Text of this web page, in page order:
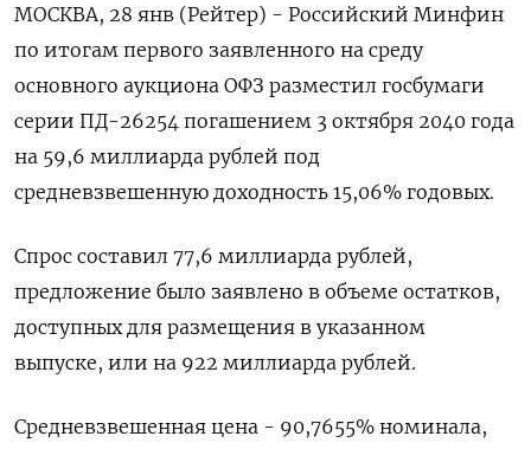
МОСКВА, 28 янв (Рейтер) - Российский Минфин
по итогам первого заявленного на ⁠среду
основного аукциона ОФЗ разместил госбумаги
серии ПД-26254 погашением 3 октября ⁠2040 года
​на 59,6 миллиарда ⁠рублей под
средневзвешенную доходность 15,⁠06% годовых.
Спрос составил 77,6 миллиарда ‌рублей,
предложение было заявлено ‍в объеме остатков,
доступных ‌для размещения в указанном
выпуске, или ​на 922 миллиарда рублей.
Средневзвешенная цена - 90,7655% номинала,